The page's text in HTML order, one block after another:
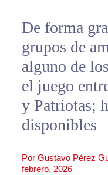
De forma
grupos de
alguno de
el juego
y Patriotas;
disponibles
Por Gustavo Pérez
febrero, 2026